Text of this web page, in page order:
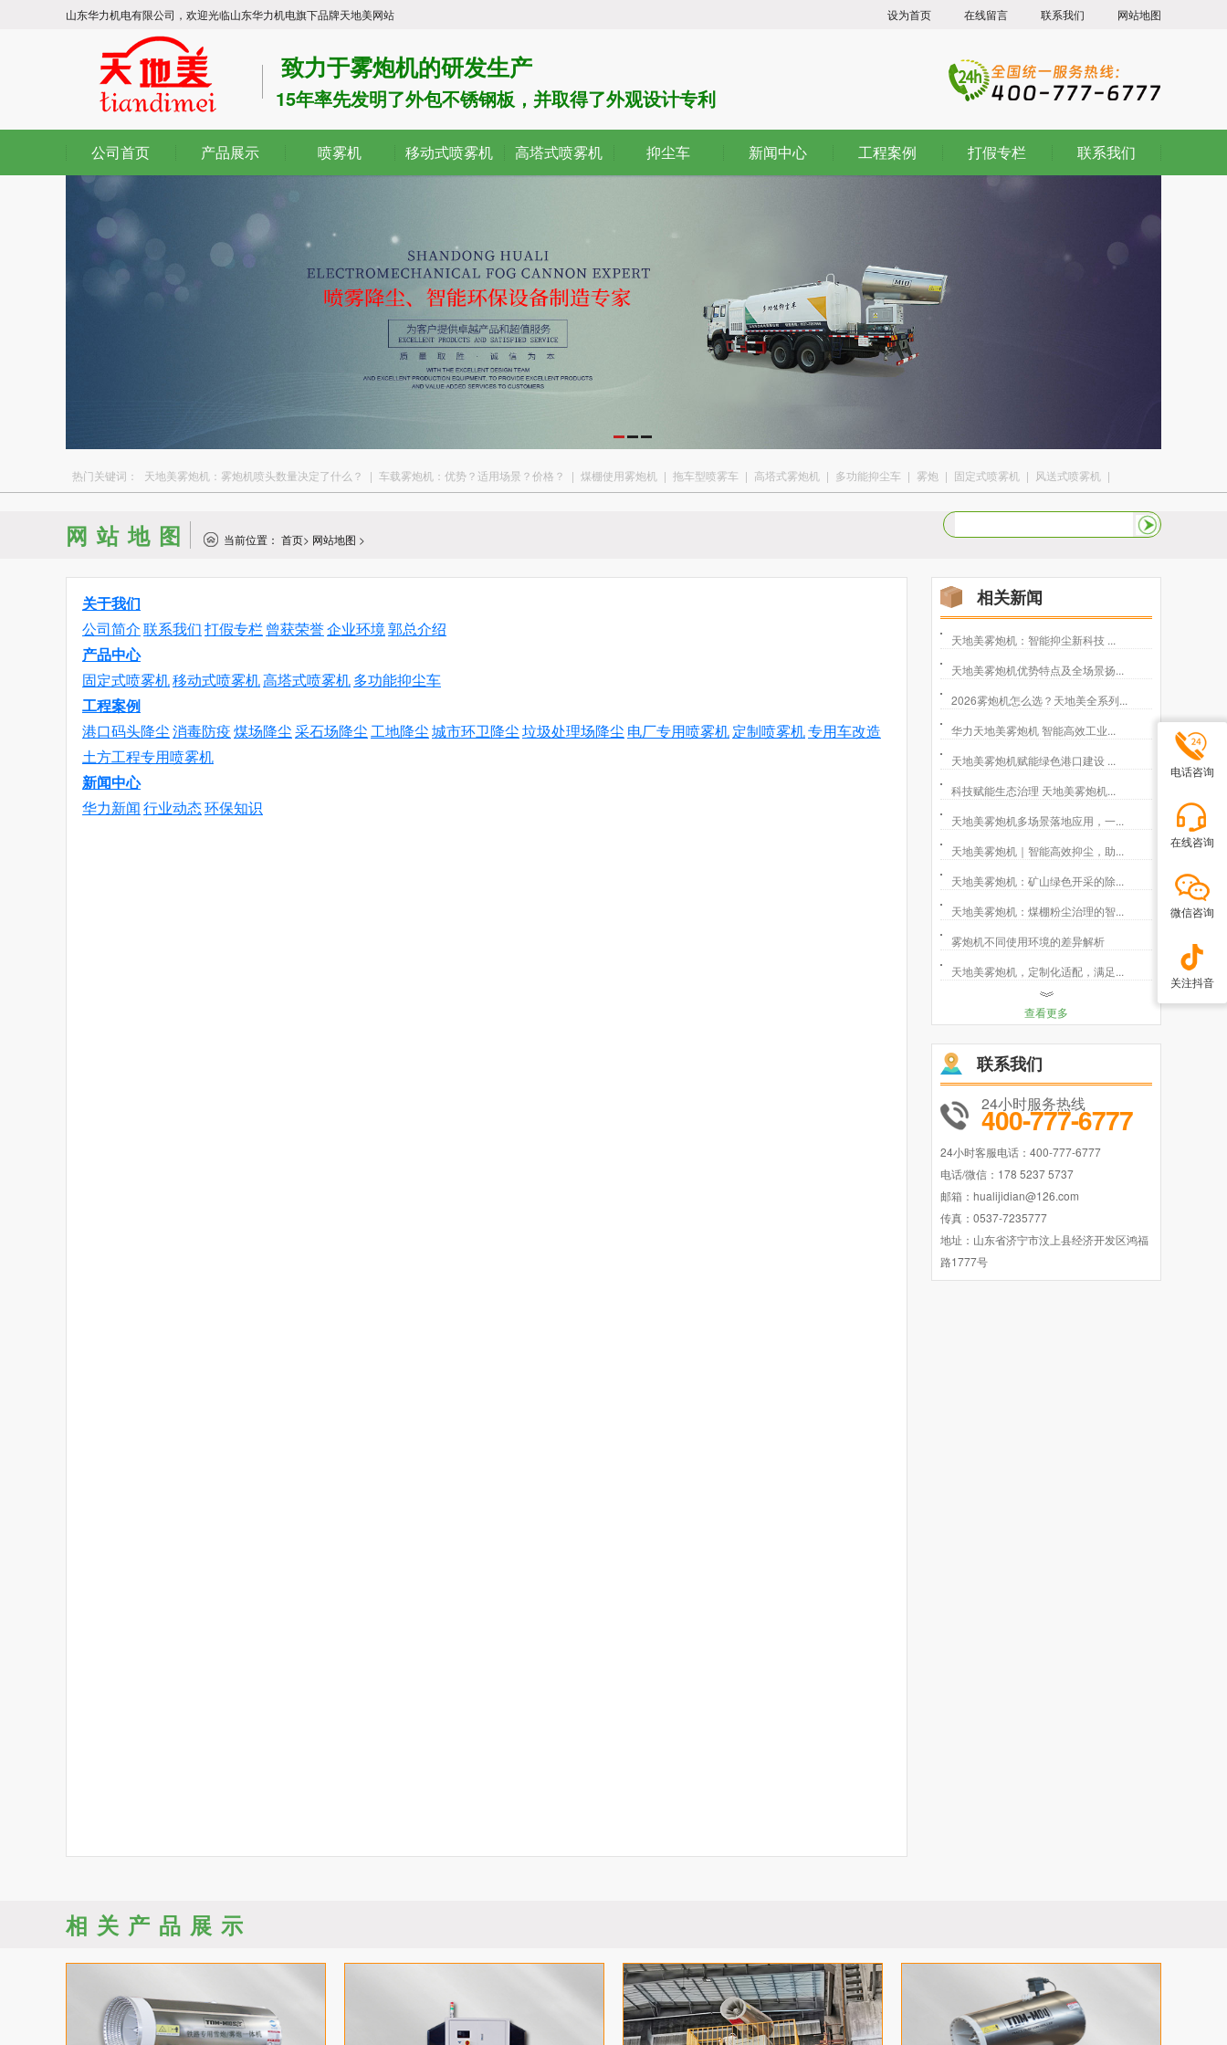
山东华力机电有限公司，欢迎光临山东华力机电旗下品牌天地美网站 网站地图
联系我们
在线留言
设为首页
致力于雾炮机的研发生产
15年率先发明了外包不锈钢板，并取得了外观设计专利
公司首页 产品展示 喷雾机 移动式喷雾机 高塔式喷雾机 抑尘车 新闻中心 工程案例 打假专栏 联系我们
热门关键词： 天地美雾炮机：雾炮机喷头数量决定了什么？ | 车载雾炮机：优势？适用场景？价格？ | 煤棚使用雾炮机 | 拖车型喷雾车 | 高塔式雾炮机 | 多功能抑尘车 | 雾炮 | 固定式喷雾机 | 风送式喷雾机 |
网站地图 当前位置： 首页> 网站地图 >
关于我们
公司简介 联系我们 打假专栏 曾获荣誉企业环境 郭总介绍
产品中心
固定式喷雾机移动式喷雾机高塔式喷雾机 多功能抑尘车
工程案例
港口码头降尘 消毒防疫 煤场降尘 采石场降尘 工地降尘 城市环卫降尘 垃圾处理场降尘 电厂专用喷雾机 定制喷雾机专用车改造
土方工程专用喷雾机
新闻中心
华力新闻 行业动态环保知识
相关新闻
天地美雾炮机：智能抑尘新科技 ...
天地美雾炮机优势特点及全场景扬...
2026雾炮机怎么选？天地美全系列...
华力天地美雾炮机 智能高效工业...
天地美雾炮机赋能绿色港口建设 ...
科技赋能生态治理 天地美雾炮机...
天地美雾炮机多场景落地应用，一...
天地美雾炮机｜智能高效抑尘，助...
天地美雾炮机：矿山绿色开采的除...
天地美雾炮机：煤棚粉尘治理的智...
雾炮机不同使用环境的差异解析
天地美雾炮机，定制化适配，满足...
查看更多
联系我们
24小时服务热线
400-777-6777
24小时客服电话：400-777-6777
电话/微信：178 5237 5737
邮箱：hualijidian@126.com
传真：0537-7235777
地址：山东省济宁市汶上县经济开发区鸿福
路1777号
相关产品展示
电话咨询
在线咨询
微信咨询
关注抖音